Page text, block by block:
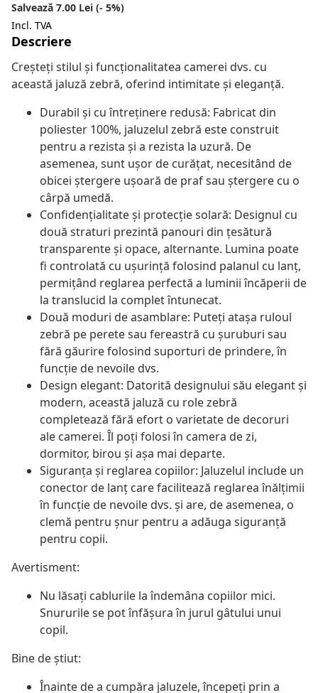
Salvează 7.00 Lei (- 5%)
Incl. TVA
Descriere
Creșteți stilul și funcționalitatea camerei dvs. cu
această jaluză zebră, oferind intimitate și eleganță.
Durabil și cu întreținere redusă: Fabricat din
poliester 100%, jaluzelul zebră este construit
pentru a rezista și a rezista la uzură. De
asemenea, sunt ușor de curățat, necesitând de
obicei ștergere ușoară de praf sau ștergere cu o
cârpă umedă.
Confidențialitate și protecție solară: Designul cu
două straturi prezintă panouri din țesătură
transparente și opace, alternante. Lumina poate
fi controlată cu ușurință folosind palanul cu lanț,
permițând reglarea perfectă a luminii încăperii de
la translucid la complet întunecat.
Două moduri de asamblare: Puteți atașa ruloul
zebră pe perete sau fereastră cu șuruburi sau
fără găurire folosind suporturi de prindere, în
funcție de nevoile dvs.
Design elegant: Datorită designului său elegant și
modern, această jaluză cu role zebră
completează fără efort o varietate de decoruri
ale camerei. Îl poți folosi în camera de zi,
dormitor, birou și așa mai departe.
Siguranța și reglarea copiilor: Jaluzelul include un
conector de lanț care facilitează reglarea înălțimii
în funcție de nevoile dvs. și are, de asemenea, o
clemă pentru șnur pentru a adăuga siguranță
pentru copii.
Avertisment:
Nu lăsați cablurile la îndemâna copiilor mici.
Snururile se pot înfăşura în jurul gâtului unui
copil.
Bine de știut:
Înainte de a cumpăra jaluzele, începeți prin a